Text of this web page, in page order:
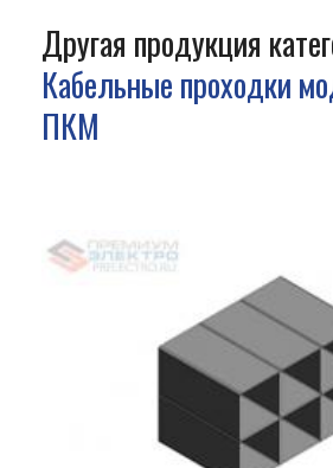
Другая продукция
Кабельные проходки
ПКМ